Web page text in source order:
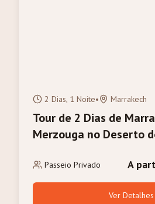
2 Dias, 1 Noite• Marrakech
Tour de 2 Dias de
Merzouga no Deserto
Passeio Privado A
Ver Detalhes